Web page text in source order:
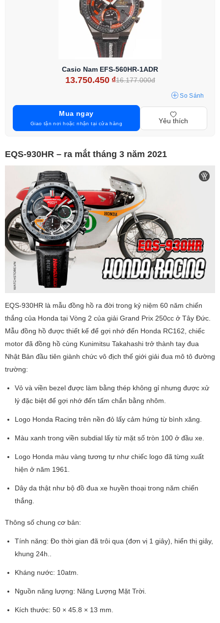
Casio Nam EFS-560HR-1ADR
13.750.450 ₫16.177.000đ
So Sánh
Mua ngay
Giao tận nơi hoặc nhận tại cửa hàng Yêu thích
EQS-930HR – ra mắt tháng 3 năm 2021
EQS-930HR là mẫu đồng hồ ra đời trong kỷ niệm 60 năm chiến
thắng của Honda tại Vòng 2 của giải Grand Prix 250cc ở Tây Đức.
Mẫu đồng hồ được thiết kế để gợi nhớ đến Honda RC162, chiếc
motor đã đồng hồ cùng Kunimitsu Takahashi trở thành tay đua
Nhật Bản đầu tiên giành chức vô địch thế giới giải đua mô tô đường
trường:
Vỏ và viền bezel được làm bằng thép không gỉ nhưng được xử
lý đặc biệt để gợi nhớ đến tấm chắn bằng nhôm.
Logo Honda Racing trên nền đỏ lấy cảm hứng từ bình xăng.
Màu xanh trong viền subdial lấy từ mặt số tròn 100 ở đầu xe.
Logo Honda màu vàng tương tự như chiếc logo đã từng xuất
hiện ở năm 1961.
Dây da thật như bộ đồ đua xe huyền thoại trong năm chiến
thắng.
Thông số chung cơ bản:
Tính năng: Đo thời gian đã trôi qua (đơn vị 1 giây), hiển thị giây,
khung 24h..
Kháng nước: 10atm.
Nguồn năng lượng: Năng Lượng Mặt Trời.
Kích thước: 50 × 45.8 × 13 mm.